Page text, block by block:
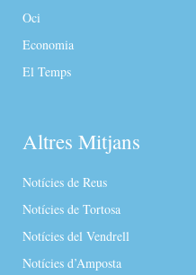
Oci
Economia
El Temps
Altres Mitjans
Notícies de Reus
Notícies de Tortosa
Notícies del Vendrell
Notícies d’Amposta